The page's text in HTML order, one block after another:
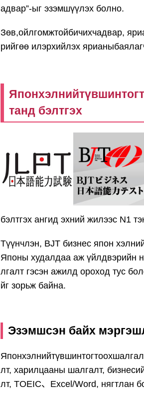
адвар”-ыг эзэмшүүлэх болно.
Зөв,ойлгомжтойбичихчадвар,
рийгөө илэрхийлэх
танд бэлтгэх
бэлтгэх ангид эхний жилээс N1
Түүнчлэн, BJT бизнес япон
Японы худалдаа аж үйлдвэрийн
лгалт гэсэн ажилд ороход тус
йг зорьж байна.
Эзэмшсэн байх
лт, харилцааны шалгалт,
лт, TOEIC、Excel/Word, нягтлан